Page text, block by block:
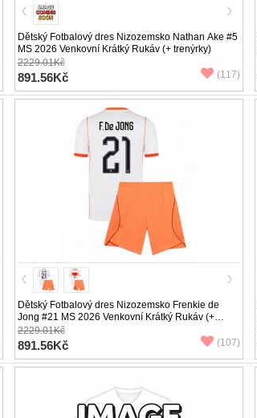
Dětský Fotbalový dres Nizozemsko Nathan Ake #5
MS 2026 Venkovní Krátký Rukáv (+ trenýrky)
2229.01Kč
891.56Kč (117)
Dětský Fotbalový dres Nizozemsko Frenkie de
Jong #21 MS 2026 Venkovní Krátký Rukáv (+
trenýrky)
2229.01Kč
891.56Kč (107)